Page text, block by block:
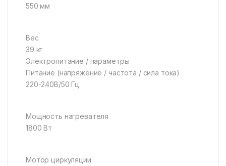
550 мм
Вес
39 кг
Электропитание / параметры
Питание (напряжение / частота / сила тока)
220-240В/50 Гц
Мощность нагревателя
1800 Вт
Мотор циркуляции